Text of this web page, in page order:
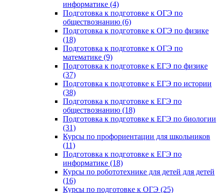
информатике (4)
Подготовка к подготовке к ОГЭ по
обществознанию (6)
Подготовка к подготовке к ОГЭ по физике
(18)
Подготовка к подготовке к ОГЭ по
математике (9)
Подготовка к подготовке к ЕГЭ по физике
(37)
Подготовка к подготовке к ЕГЭ по истории
(38)
Подготовка к подготовке к ЕГЭ по
обществознанию (18)
Подготовка к подготовке к ЕГЭ по биологии
(31)
Курсы по профориентации для школьников
(11)
Подготовка к подготовке к ЕГЭ по
информатике (18)
Курсы по робототехнике для детей для детей
(16)
Курсы по подготовке к ОГЭ (25)